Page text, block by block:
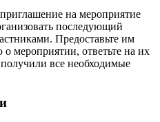
на мероприятие
последующий
Предоставьте им
мероприятии, ответьте на их
все необходимые